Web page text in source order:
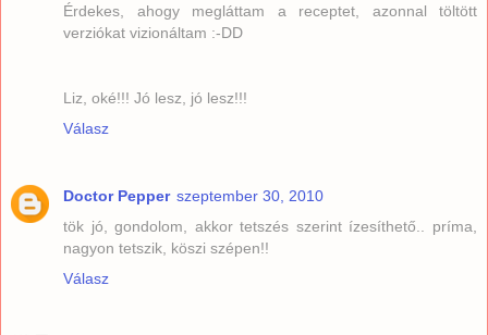
Érdekes, ahogy megláttam a receptet, azonnal töltött
verziókat vizionáltam :-DD
Liz, oké!!! Jó lesz, jó lesz!!!
Válasz
Doctor Pepper szeptember 30, 2010
tök jó, gondolom, akkor tetszés szerint ízesíthető.. príma,
nagyon tetszik, köszi szépen!!
Válasz